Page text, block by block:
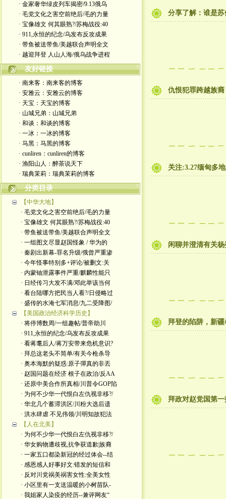
· 金家奢华绿皮列车揭密/9.13俄乌
· 毛党文化之害空前绝后/毛的力量
· 宝像雄文 何其眼熟?/苏梅战役:40
· 911,永恒的纪念/乌发布反攻成果
· 带鱼被送带鱼/美越联合声明全文
· 越迎拜登 人山人海/俄乌战争进程
友好链接
· 南来客：南来客的博客
· 安雅云：安雅云的博客
· 天宝：天宝的博客
· 山城兄弟：山城兄弟
· 和谈：和谈的博客
· 一冰：一冰的博客
· 马黑：马黑的博客
· cunliren：cunliren的博客
· 渔阳山人：醉茶说天下
· 瑞典茉莉：瑞典茉莉的博客
分类目录
【中华大地】
· 毛党文化之害空前绝后/毛的力量
· 宝像雄文 何其眼熟?/苏梅战役:40
· 带鱼被送带鱼/美越联合声明全文
· 一组图文尽显赵国怪象 / 华为的
· 秦剧出新幕-罪名升级/俄曾严重渗
· 今年怪事特别多+评论/被删文:关
· 内蒙铀泄露事件严重/麒麟性能只
· 日经传习大发不满/邓此举该当何
· 看台陆哪方把民当人看?/日侵略过
· 盛传的水淹七军消息/九二受降图/
【美国政治经济科学历史】
· 将停博数周/一组趣帖/普帝助川
· 911,永恒的纪念/乌发布反攻成果
· 看蒋耄后人/蒋万安带来危机意识?
· 拜总这老头不简单/有关今枪杀导
· 奥本海默的疑惑:原子彈真的非丟
· 赵国问题在经济 根子在政治/反AA
· 还原中美合作所真相/川普令GOP陷
· 为何不少华一代恨白左仇视非移?/
· 华北几个蓄滞洪区/川粉大选后遗
· 洪水肆虐 不见伟领/川明知故犯法
【人在北美】
· 为何不少华一代恨白左仇视非移?/
· 华女购物遭歧视,抗争获道歉|族裔
· 一家五口都染新冠的经过体会--结
· 感恩感人好事好文:错发的短信和
· 反对川党祸美祸害女性:全美女性
· 小区里有一支送温暖的小树苗队-
· 我姐家人染疫的经历--兼评网友“
分享了解：谁是
仇恨犯罪跨越族
关注:3.27缅甸多
闲聊并澄清有关
拜登的陷阱，新
拜政对赵党国第